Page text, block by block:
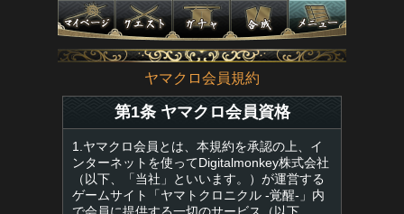
ヤマクロ会員規約
第1条 ヤマクロ会員資格
1.ヤマクロ会員とは、本規約を承認の上、イ
ンターネットを使ってDigitalmonkey株式会社
（以下、「当社」といいます。）が運営する
ゲームサイト「ヤマトクロニクル -覚醒-」内